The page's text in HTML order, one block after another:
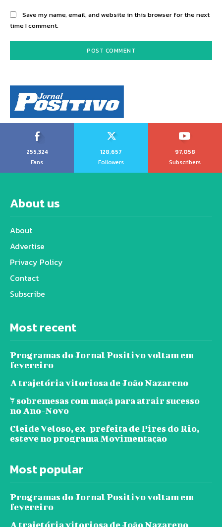
Save my name, email, and website in this browser for the next
time I comment.
255,324
Fans
128,657
Followers
97,058
Subscribers
About us
About
Advertise
Privacy Policy
Contact
Subscribe
Most recent
Programas do Jornal Positivo voltam em
fevereiro
A trajetória vitoriosa de João Nazareno
7 sobremesas com maçã para atrair sucesso
no Ano-Novo
Cleide Veloso, ex-prefeita de Pires do Rio,
esteve no programa Movimentação
Most popular
Programas do Jornal Positivo voltam em
fevereiro
A trajetória vitoriosa de João Nazareno